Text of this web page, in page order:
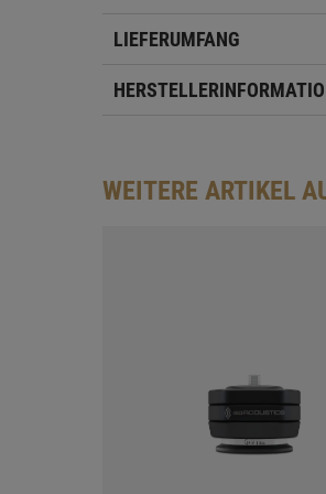
LIEFERUMFANG
WEITERE ARTIKEL